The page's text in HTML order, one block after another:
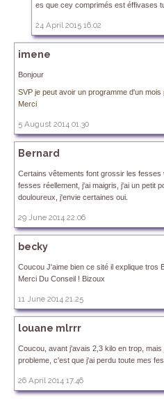
es que cey comprimés est éffivases
24 April 2015 16.02
imene
Bonjour
SVP je peut avoir un programme d'un
Merci
5 August 2014 01.30
Bernard
Certains vêtements font grossir les fesses
fesses réellement, j'ai maigris, j'ai un petit
douloureux, j'envie certaines oui.
29 June 2014 22.06
becky
Coucou J'aime bien ce sité il explique tros
Merci Du Conseil ! Bizoux
11 June 2014 21.25
louane mlrrr
Coucou, avant j'avais 2,3 kilo en trop,
probleme, c'est que j'ai perdu toute mes
26 April 2014 17.46